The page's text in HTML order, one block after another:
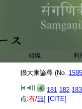
組織 利
攝大乘論釋 (No.
181 182 183
点:有/無] [CITE]
論曰。如此諸識成
現知其非有。如佛
應。能尋能入一切
釋曰。四法是智。
論曰。何者爲四。
生人天。於同境界
境界分別不同。故
境實無所有。但隨
若通達此理則解唯
論曰。二由見無境